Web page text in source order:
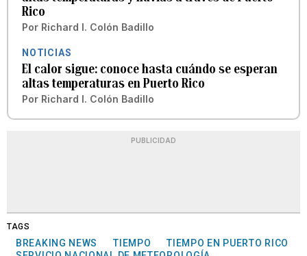
Rico
Por Richard I. Colón Badillo
NOTICIAS
El calor sigue: conoce hasta cuándo se esperan
altas temperaturas en Puerto Rico
Por Richard I. Colón Badillo
PUBLICIDAD
TAGS
BREAKING NEWS TIEMPO
TIEMPO EN PUERTO RICO